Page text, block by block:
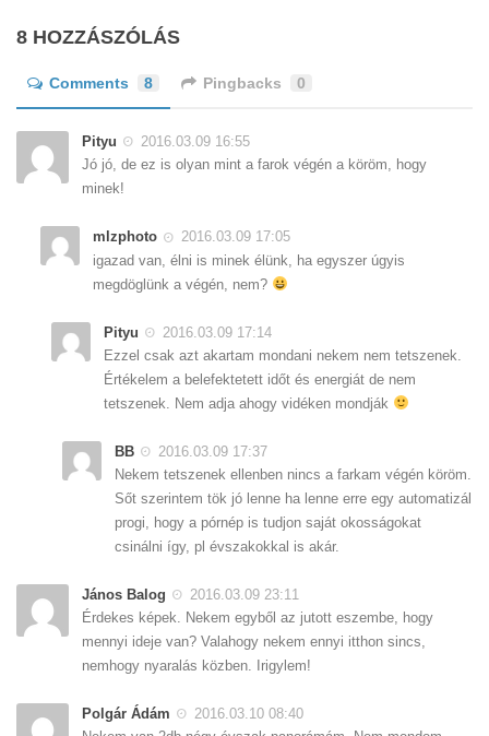
8 HOZZÁSZÓLÁS
Comments 8 Pingbacks 0
Pityu
2016.03.09 16:55
Jó jó, de ez is olyan mint a farok végén a köröm, hogy
minek!
mlzphoto
2016.03.09 17:05
igazad van, élni is minek élünk, ha egyszer úgyis
megdöglünk a végén, nem?
Pityu
2016.03.09 17:14
Ezzel csak azt akartam mondani nekem nem tetszenek.
Értékelem a belefektetett időt és energiát de nem
tetszenek. Nem adja ahogy vidéken mondják
BB
2016.03.09 17:37
Nekem tetszenek ellenben nincs a farkam végén köröm.
Sőt szerintem tök jó lenne ha lenne erre egy automatizál
progi, hogy a pórnép is tudjon saját okosságokat
csinálni így, pl évszakokkal is akár.
János Balog
2016.03.09 23:11
Érdekes képek. Nekem egyből az jutott eszembe, hogy
mennyi ideje van? Valahogy nekem ennyi itthon sincs,
nemhogy nyaralás közben. Irigylem!
Polgár Ádám
2016.03.10 08:40